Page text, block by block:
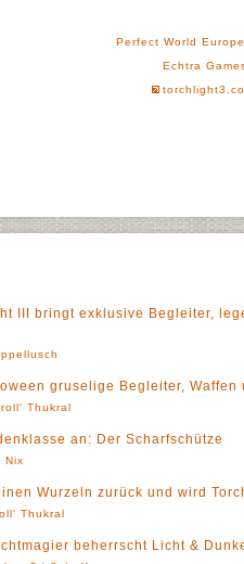
Perfect World Europe
Echtra
III bringt exklusive Begleiter,
gruselige Begleiter, Waffen
Thukral
an: Der Scharfschütze
Nix
Wurzeln zurück und wird
Thukral
beherrscht Licht &